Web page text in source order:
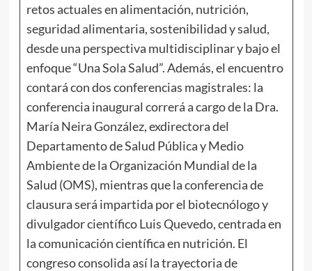
retos actuales en alimentación, nutrición,
seguridad alimentaria, sostenibilidad y salud,
desde una perspectiva multidisciplinar y bajo el
enfoque “Una Sola Salud”. Además, el encuentro
contará con dos conferencias magistrales: la
conferencia inaugural correrá a cargo de la Dra.
María Neira González, exdirectora del
Departamento de Salud Pública y Medio
Ambiente de la Organización Mundial de la
Salud (OMS), mientras que la conferencia de
clausura será impartida por el biotecnólogo y
divulgador científico Luis Quevedo, centrada en
la comunicación científica en nutrición. El
congreso consolida así la trayectoria de